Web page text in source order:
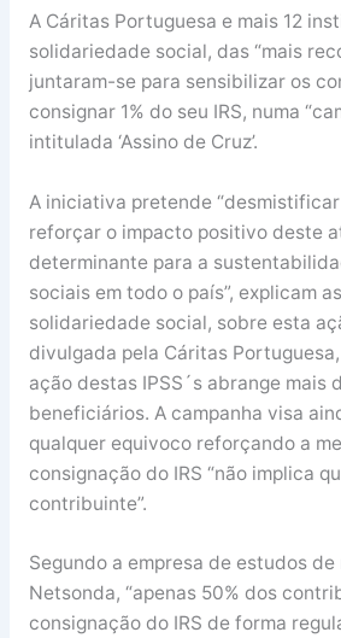
A Cáritas Portuguesa e mais 12
solidariedade social, das “mais
juntaram-se para sensibilizar os
consignar 1% do seu IRS, numa
intitulada ‘Assino de Cruz’.
A iniciativa pretende
reforçar o impacto positivo deste
determinante para a
sociais em todo o país”, explicam
solidariedade social, sobre esta
divulgada pela Cáritas
ação destas IPSS´s abrange mais
beneficiários. A campanha visa
qualquer equivoco reforçando a
consignação do IRS “não implica
contribuinte”.
Segundo a empresa de estudos
Netsonda, “apenas 50% dos
consignação do IRS de forma